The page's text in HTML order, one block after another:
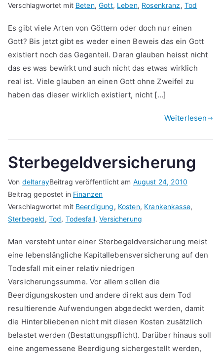
Verschlagwortet mit Beten,Gott, Leben, Rosenkranz, Tod
Es gibt viele Arten von Göttern oder doch nur einen
Gott? Bis jetzt gibt es weder einen Beweis das ein Gott
existiert noch das Gegenteil. Daran glauben heisst nicht
das es was bewirkt und auch nicht das etwas wirklich
real ist. Viele glauben an einen Gott ohne Zweifel zu
haben das dieser wirklich existiert, nicht […]
Weiterlesen
Sterbegeldversicherung
Von deltarayBeitrag veröffentlicht am August 24, 2010
Beitrag gepostet in Finanzen
Verschlagwortet mit Beerdigung, Kosten, Krankenkasse,
Sterbegeld, Tod, Todesfall,Versicherung
Man versteht unter einer Sterbegeldversicherung meist
eine lebenslängliche Kapitallebensversicherung auf den
Todesfall mit einer relativ niedrigen
Versicherungssumme. Vor allem sollen die
Beerdigungskosten und andere direkt aus dem Tod
resultierende Aufwendungen abgedeckt werden, damit
die Hinterbliebenen nicht mit diesen Kosten zusätzlich
belastet werden (Bestattungspflicht). Darüber hinaus soll
eine angemessene Beerdigung sichergestellt werden,